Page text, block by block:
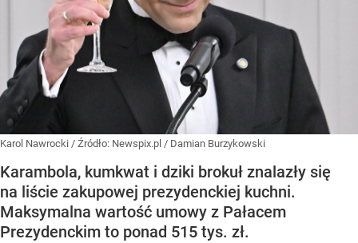
Karol Nawrocki / Źródło: Newspix.pl / Damian Burzykowski
Karambola, kumkwat i dziki brokuł znalazły się
na liście zakupowej prezydenckiej kuchni.
Maksymalna wartość umowy z Pałacem
Prezydenckim to ponad 515 tys. zł.